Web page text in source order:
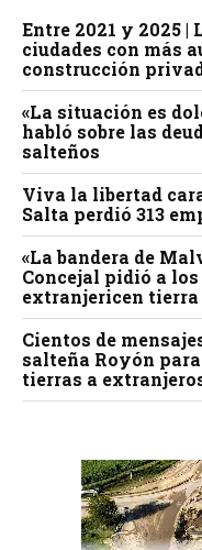
Entre 2021 y 2025
ciudades con más
construcción
«La situación es
habló sobre las
salteños
Viva la libertad
Salta perdió 313
«La bandera de
Concejal pidió a
extranjericen tierra
Cientos de
salteña Royón
tierras a